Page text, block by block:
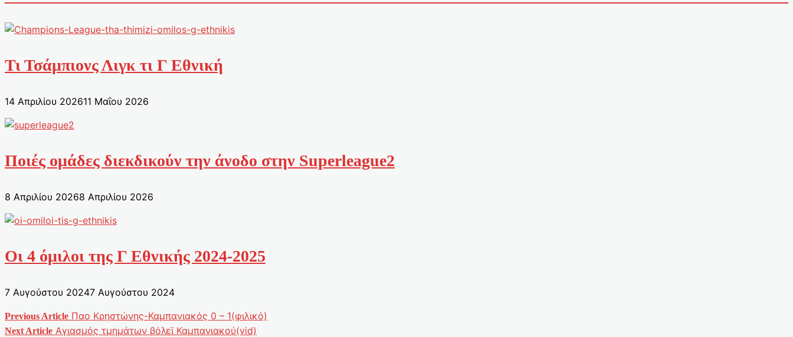
Τι Τσάμπιονς Λιγκ τι Γ Εθνική
14 Απριλίου 202611 Μαΐου 2026
Ποιές ομάδες διεκδικούν την άνοδο στην Superleague2
8 Απριλίου 20268 Απριλίου 2026
Οι 4 όμιλοι της Γ Εθνικής 2024-2025
7 Αυγούστου 20247 Αυγούστου 2024
Πλοήγηση
Previous Article Παο Κρηστώνης-Καμπανιακός 0 – 1(φιλικό)
Next Article Αγιασμός τμημάτων βόλεϊ Καμπανιακού(vid)